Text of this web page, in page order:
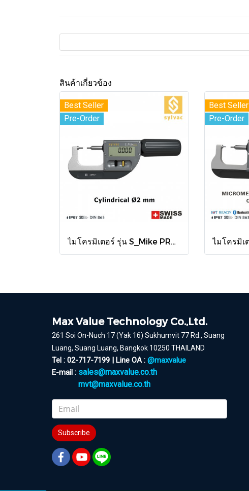
สินค้าเกี่ยวข้อง
Best Seller
Pre-Order
ไมโครมิเตอร์ รุ่น S_Mike PRO Ø2
Best Seller
Pre-Order
Max Value Technology Co.,Ltd.
261 Soi On-Nuch 17 (Yak 16) Sukhumvit 77 Rd., Suang
Luang, Suang Luang, Bangkok 10250 THAILAND
Tel : 02-717-7199 | Line OA : @maxvalue
E-mail : sales@maxvalue.co.th
mvt@maxvalue.co.th
Subscribe